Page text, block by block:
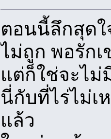
ตอนนี้ลึกสุดใ
ไม่ถูก พอรัก
แต่ก็ใช่จะไม่
นี่กับที่ไร่ไม่เ
แล้ว